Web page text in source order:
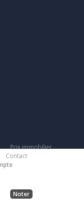
Prix immobilier
Contact
Noter